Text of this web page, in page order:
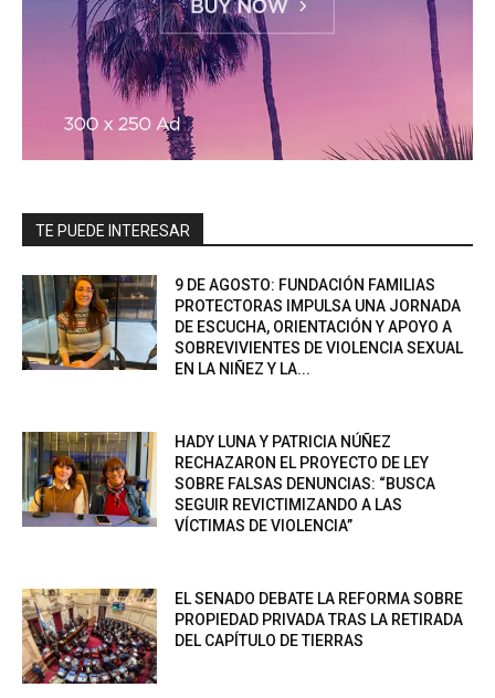
TE PUEDE INTERESAR
9 DE AGOSTO: FUNDACIÓN FAMILIAS
PROTECTORAS IMPULSA UNA JORNADA
DE ESCUCHA, ORIENTACIÓN Y APOYO A
SOBREVIVIENTES DE VIOLENCIA SEXUAL
EN LA NIÑEZ Y LA...
HADY LUNA Y PATRICIA NÚÑEZ
RECHAZARON EL PROYECTO DE LEY
SOBRE FALSAS DENUNCIAS: “BUSCA
SEGUIR REVICTIMIZANDO A LAS
VÍCTIMAS DE VIOLENCIA”
EL SENADO DEBATE LA REFORMA SOBRE
PROPIEDAD PRIVADA TRAS LA RETIRADA
DEL CAPÍTULO DE TIERRAS